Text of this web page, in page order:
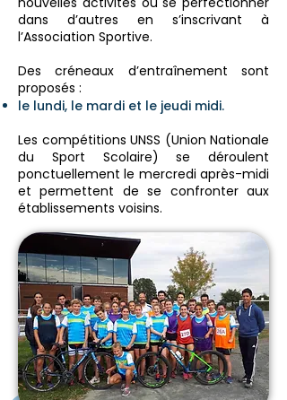
dans d’autres en s’inscrivant à
l’Association Sportive.
Des créneaux d’entraînement sont
proposés :
le lundi, le mardi et le jeudi midi.
Les compétitions UNSS (Union Nationale
du Sport Scolaire) se déroulent
ponctuellement le mercredi après-midi
et permettent de se confronter aux
établissements voisins.